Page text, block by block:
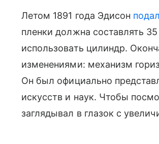
Летом 1891 года Эдисон подал
пленки должна составлять
использовать цилиндр.
изменениями: механизм
Он был официально
искусств и наук. Чтобы
заглядывал в глазок с